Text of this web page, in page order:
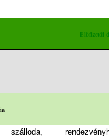
Előfizetői
szálloda,